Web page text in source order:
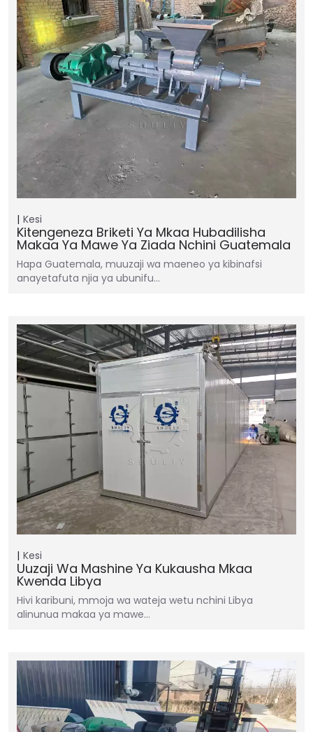
Kesi
Kitengeneza Briketi Ya Mkaa Hubadilisha
Makaa Ya Mawe Ya Ziada Nchini Guatemala
Hapa Guatemala, muuzaji wa maeneo ya kibinafsi
anayetafuta njia ya ubunifu…
Kesi
Uuzaji Wa Mashine Ya Kukausha Mkaa
Kwenda Libya
Hivi karibuni, mmoja wa wateja wetu nchini Libya
alinunua makaa ya mawe…